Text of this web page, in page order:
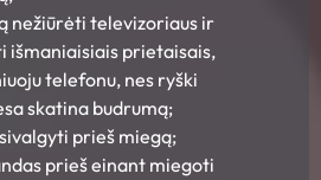
nežiūrėti televizoriaus ir
išmaniaisiais prietaisais,
telefonu, nes ryški
skatina budrumą;
prieš miegą;
prieš einant miegoti